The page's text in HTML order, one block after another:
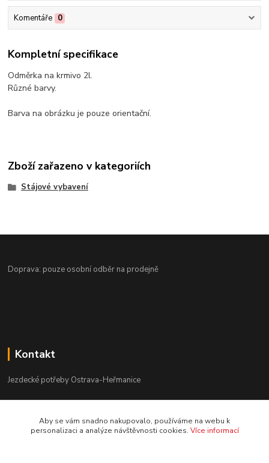
Komentáře 0
Kompletní specifikace
Odměrka na krmivo 2l.
Různé barvy.
Barva na obrázku je pouze orientační.
Zboží zařazeno v kategoriích
Stájové vybavení
Doprava: pouze osobní odběr na prodejně
Kontakt
Jezdecké potřeby Ostrava-Heřmanice
Po-Pá 9:30 - 17:30
Aby se vám snadno nakupovalo, používáme na webu k
personalizaci a analýze návštěvnosti cookies. Více informací